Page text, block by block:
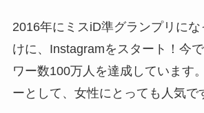
2016年にミスiD準グランプリに
けに、Instagramをスタート！今
ワー数100万人を達成しています
ーとして、女性にとっても人気で